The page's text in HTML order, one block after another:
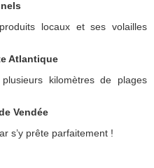
locaux et ses volailles
Atlantique
kilomètres de plages
Vendée
s’y prête parfaitement !